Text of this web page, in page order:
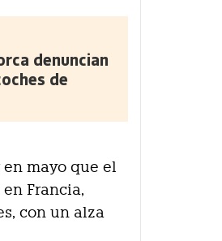
denuncian
de
mayo que el
Francia,
con un alza